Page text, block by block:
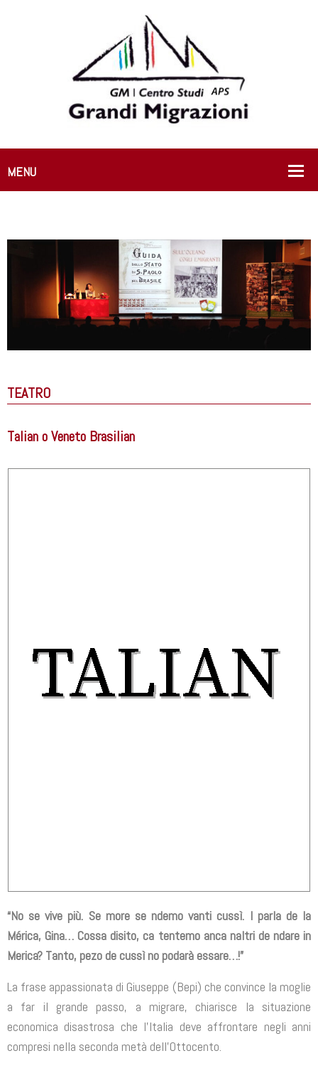
TEATRO
Talian o Veneto Brasilian
“No se vive più. Se more se ndemo vanti cussì. I parla de la
Mérica, Gina… Cossa disito, ca tentemo anca naltri de ndare in
Merica? Tanto, pezo de cussì no podarà essare…!”
La frase appassionata di Giuseppe (Bepi) che convince la moglie
a far il grande passo, a migrare, chiarisce la situazione
economica disastrosa che l’Italia deve affrontare negli anni
compresi nella seconda metà dell’Ottocento.